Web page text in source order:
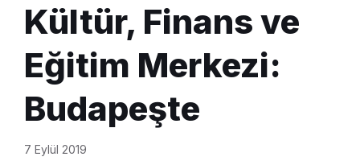
Kültür, Finans ve
Eğitim Merkezi:
Budapeşte
7 Eylül 2019